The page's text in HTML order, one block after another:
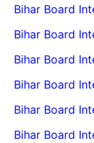
Bihar Board
Bihar Board
Bihar Board
Bihar Board
Bihar Board
Bihar Board